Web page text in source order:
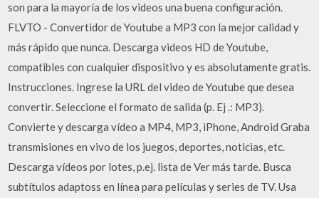
son para la mayoría de los videos una buena configuración.
FLVTO - Convertidor de Youtube a MP3 con la mejor calidad y
más rápido que nunca. Descarga videos HD de Youtube,
compatibles con cualquier dispositivo y es absolutamente gratis.
Instrucciones. Ingrese la URL del video de Youtube que desea
convertir. Seleccione el formato de salida (p. Ej .: MP3).
Convierte y descarga vídeo a MP4, MP3, iPhone, Android Graba
transmisiones en vivo de los juegos, deportes, noticias, etc.
Descarga vídeos por lotes, p.ej. lista de Ver más tarde. Busca
subtítulos adaptoss en línea para películas y series de TV. Usa